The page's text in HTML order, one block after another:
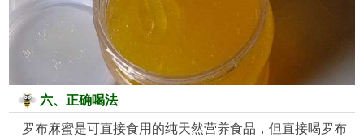
六、正确喝法
罗布麻蜜是可直接食用的纯天然营养食品，但直接喝罗布